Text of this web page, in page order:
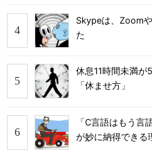
Skypeは、Zoom
た
休息11時間未満
「休ませ方」
「C言語はもう言
が妙に納得でき